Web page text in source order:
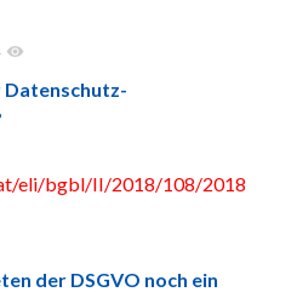
Datenschutz-
eli/bgbl/II/2018/108/2018
der DSGVO noch ein